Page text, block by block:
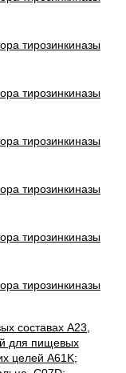
составах A23,
для пищевых
целей A61K;